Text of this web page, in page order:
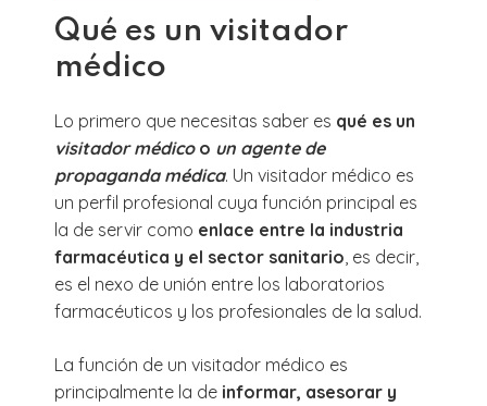
Qué es un visitador
médico
Lo primero que necesitas saber es qué es un
visitador médicoo un agente de
propaganda médica. Un visitador médico es
un perfil profesional cuya función principal es
la de servir como enlace entre la industria
farmacéutica y el sector sanitario , es decir,
es el nexo de unión entre los laboratorios
farmacéuticos y los profesionales de la salud.
La función de un visitador médico es
principalmente la de informar, asesorar y